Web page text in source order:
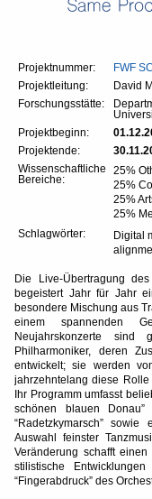
Projektnummer: FWF
Projektleitung:
David
Forschungsstätte:
Projektbeginn:
Projektende:
Wissenschaftliche
Bereiche:
25%
25%
25%
25%
Schlagwörter:
Digital
Die Live-Übertragung
begeistert Jahr für Jahr
besondere Mischung aus
einem spannenden
Neujahrskonzerte
Philharmoniker, deren
entwickelt; sie werden
jahrzehntelang diese
Ihr Programm umfasst
schönen blauen
“Radetzkymarsch”
Auswahl feinster
Veränderung schafft
stilistische
“Fingerabdruck” des